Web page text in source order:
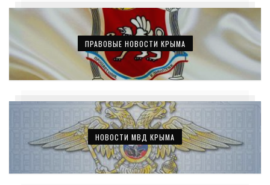
ПРАВОВЫЕ НОВОСТИ КРЫМА
НОВОСТИ МВД КРЫМА